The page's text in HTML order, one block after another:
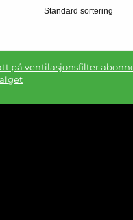
på ventilasjonsfilter